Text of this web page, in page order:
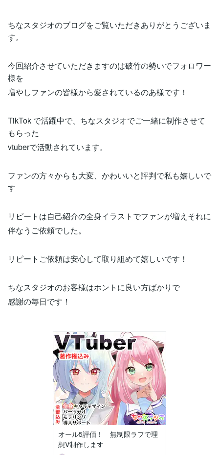
ちなスタジオのブログをご覧いただきありがとうございま
す。
今回紹介させていただきますのは破竹の勢いでフォロワー
様を
増やしファンの皆様から愛されているのあ様です！
TikTok で活躍中で、ちなスタジオでご一緒に制作させて
もらった
vtuberで活動されています。
ファンの方々からも大変、かわいいと評判で私も嬉しいで
す
リピートは自己紹介の全身イラストでファンが増えそれに
伴なうご依頼でした。
リピートご依頼は安心して取り組めて嬉しいです！
ちなスタジオのお客様はホントに良い方ばかりで
感謝の毎日です！
オール5評価！ 無制限ラフで理
想V制作します